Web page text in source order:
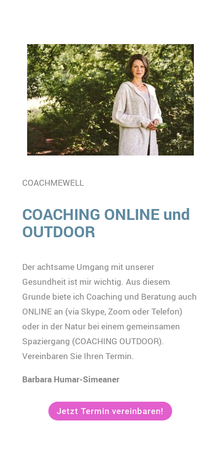
COACHMEWELL
COACHING ONLINE und
OUTDOOR
Der achtsame Umgang mit unserer
Gesundheit ist mir wichtig. Aus diesem
Grunde biete ich Coaching und Beratung auch
ONLINE an (via Skype, Zoom oder Telefon)
oder in der Natur bei einem gemeinsamen
Spaziergang (COACHING OUTDOOR).
Vereinbaren Sie Ihren Termin.
Barbara Humar-Simeaner
Jetzt Termin vereinbaren!